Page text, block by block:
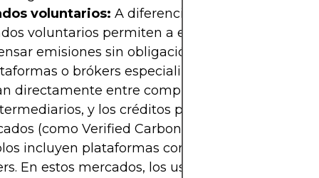
voluntarios: A diferencia de los regulados,
voluntarios permiten a empresas y
emisiones sin obligación legal, a menudo a
o brókers especializados. Las
directamente entre compradores y
y los créditos provienen de
(como Verified Carbon Standard o Gold
incluyen plataformas como Verra o Climate
En estos mercados, los usuarios mantienen